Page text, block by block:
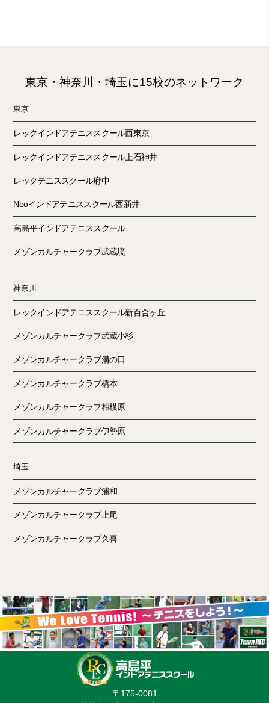
東京・神奈川・埼玉に15校のネットワーク
東京
レックインドアテニススクール西東京
レックインドアテニススクール上石神井
レックテニススクール府中
Neoインドアテニススクール西新井
高島平インドアテニススクール
メゾンカルチャークラブ武蔵境
神奈川
レックインドアテニススクール新百合ヶ丘
メゾンカルチャークラブ武蔵小杉
メゾンカルチャークラブ溝の口
メゾンカルチャークラブ橋本
メゾンカルチャークラブ相模原
メゾンカルチャークラブ伊勢原
埼玉
メゾンカルチャークラブ浦和
メゾンカルチャークラブ上尾
メゾンカルチャークラブ久喜
〒175-0081